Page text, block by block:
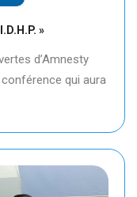
»
d’Amnesty
conférence qui aura